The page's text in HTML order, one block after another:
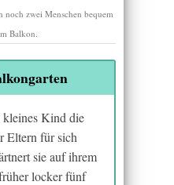
noch zwei Menschen bequem
Balkon.
kleines Kind die
Eltern für sich
sie auf ihrem
locker fünf